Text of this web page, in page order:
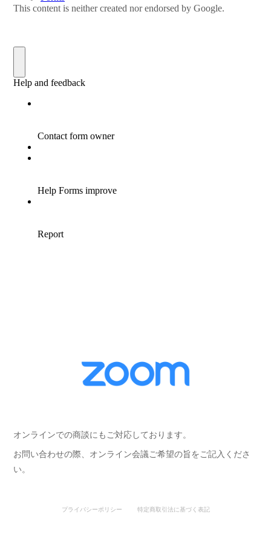
オンラインでの商談にもご対応しております。
お問い合わせの際、オンライン会議ご希望の旨をご記入くださ
い。
プライバシーポリシー 特定商取引法に基づく表記